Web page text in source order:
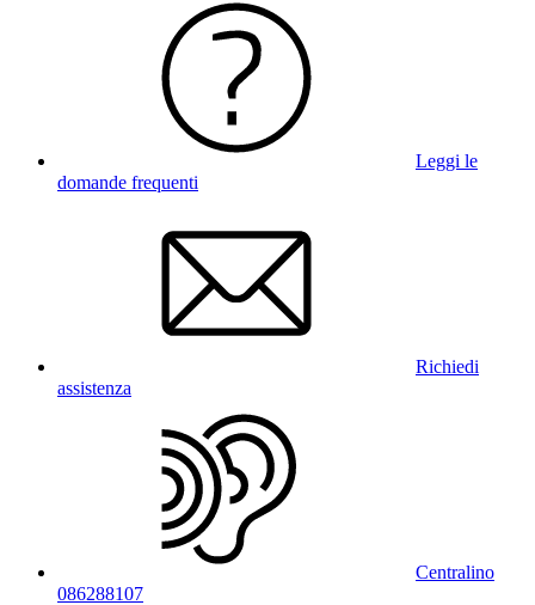
Leggi le
domande frequenti
Richiedi
assistenza
Centralino
086288107